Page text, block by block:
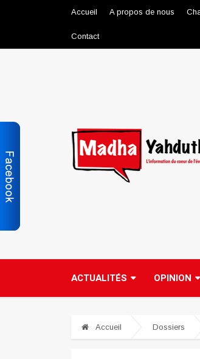
Accueil A propos de nous
Contact
ACTUALITÉS OPINION
Accueil Dossiers